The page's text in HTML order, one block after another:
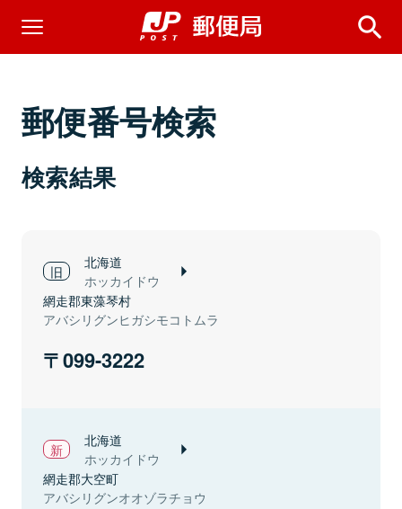
郵便番号検索
検索結果
北海道
ホッカイドウ
網走郡東藻琴村
アバシリグンヒガシモコトムラ
099-3222
北海道
ホッカイドウ
網走郡大空町
アバシリグンオオゾラチョウ